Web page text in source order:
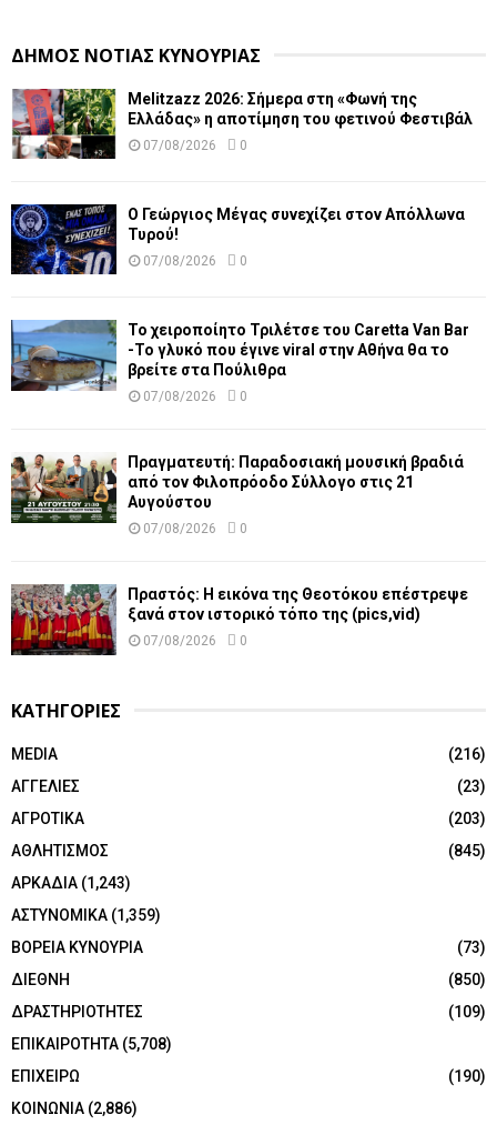
ΔΗΜΟΣ ΝΟΤΙΑΣ ΚΥΝΟΥΡΙΑΣ
Melitzazz 2026: Σήμερα στη «Φωνή της
Ελλάδας» η αποτίμηση του φετινού Φεστιβάλ
07/08/2026 0
Ο Γεώργιος Μέγας συνεχίζει στον Απόλλωνα
Τυρού!
07/08/2026 0
Το χειροποίητο Τριλέτσε του Caretta Van Bar
-Το γλυκό που έγινε viral στην Αθήνα θα το
βρείτε στα Πούλιθρα
07/08/2026 0
Πραγματευτή: Παραδοσιακή μουσική βραδιά
από τον Φιλοπρόοδο Σύλλογο στις 21
Αυγούστου
07/08/2026 0
Πραστός: Η εικόνα της Θεοτόκου επέστρεψε
ξανά στον ιστορικό τόπο της (pics,vid)
07/08/2026 0
ΚΑΤΗΓΟΡΙΕΣ
MEDIA
(216)
ΑΓΓΕΛΙΕΣ
(23)
ΑΓΡΟΤΙΚΑ
(203)
ΑΘΛΗΤΙΣΜΟΣ
(845)
ΑΡΚΑΔΙΑ (1,243)
ΑΣΤΥΝΟΜΙΚΑ (1,359)
ΒΟΡΕΙΑ ΚΥΝΟΥΡΙΑ
(73)
ΔΙΕΘΝΗ
(850)
ΔΡΑΣΤΗΡΙΟΤΗΤΕΣ
(109)
ΕΠΙΚΑΙΡΟΤΗΤΑ (5,708)
ΕΠΙΧΕΙΡΩ
(190)
ΚΟΙΝΩΝΙΑ (2,886)